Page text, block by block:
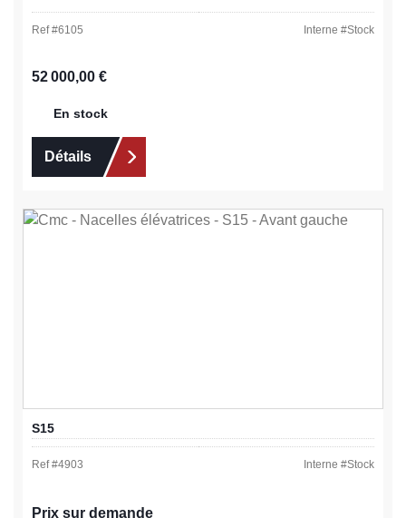
Ref #6105 Interne #Stock
Prix régulier :
52 000,00 €
En stock
Détails
S15
Ref #4903 Interne #Stock
Prix sur demande